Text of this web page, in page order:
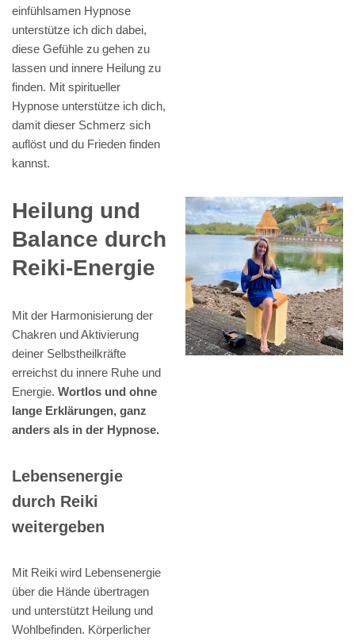
einfühlsamen Hypnose
unterstütze ich dich dabei,
diese Gefühle zu gehen zu
lassen und innere Heilung zu
finden. Mit spiritueller
Hypnose unterstütze ich dich,
damit dieser Schmerz sich
auflöst und du Frieden finden
kannst.
Heilung und
Balance durch
Reiki-Energie
Mit der Harmonisierung der
Chakren und Aktivierung
deiner Selbstheilkräfte
erreichst du innere Ruhe und
Energie. Wortlos und ohne
lange Erklärungen, ganz
anders als in der Hypnose.
Lebensenergie
durch Reiki
weitergeben
Mit Reiki wird Lebensenergie
über die Hände übertragen
und unterstützt Heilung und
Wohlbefinden. Körperlicher